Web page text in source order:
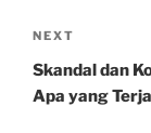
Next
Post
NEXT
Skandal dan
Apa yang